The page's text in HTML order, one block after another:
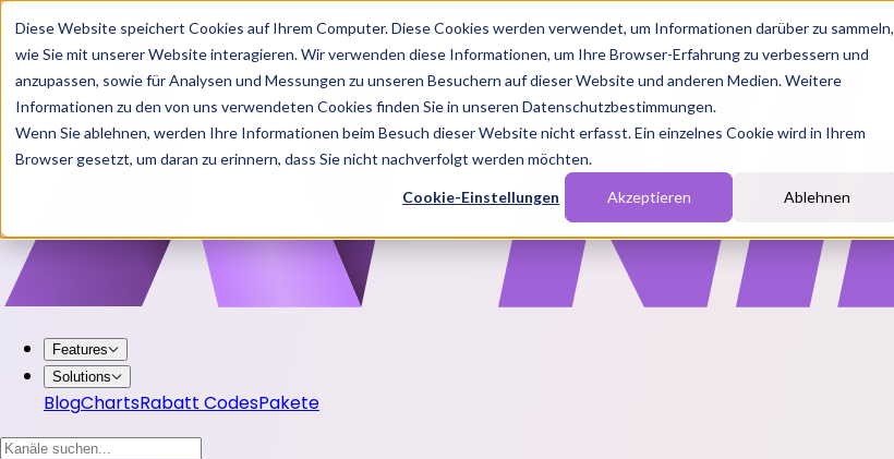
Diese Website speichert Cookies auf Ihrem Computer. Diese Cookies werden verwendet, um Informationen darüber zu sammeln,
wie Sie mit unserer Website interagieren. Wir verwenden diese Informationen, um Ihre Browser-Erfahrung zu verbessern und
anzupassen, sowie für Analysen und Messungen zu unseren Besuchern auf dieser Website und anderen Medien. Weitere
Informationen zu den von uns verwendeten Cookies finden Sie in unseren Datenschutzbestimmungen.
Wenn Sie ablehnen, werden Ihre Informationen beim Besuch dieser Website nicht erfasst. Ein einzelnes Cookie wird in Ihrem
Browser gesetzt, um daran zu erinnern, dass Sie nicht nachverfolgt werden möchten.
Cookie-Einstellungen Akzeptieren Ablehnen
Features
Solutions
BlogChartsRabatt CodesPakete